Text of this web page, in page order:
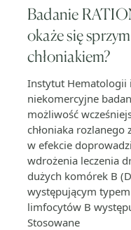
Badanie
okaże się
chłoniakiem?
Instytut Hematologii
niekomercyjne
możliwość
chłoniaka rozlanego
w efekcie
wdrożenia leczenia
dużych komórek B
występującym
limfocytów B
Stosowane